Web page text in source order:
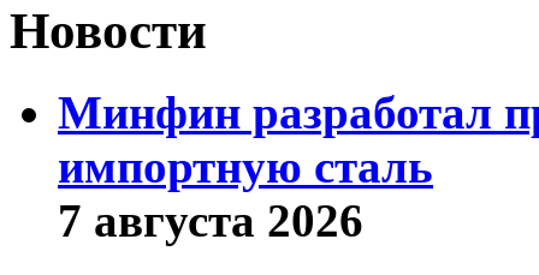
Новости
Минфин разработал
импортную сталь
7 августа 2026